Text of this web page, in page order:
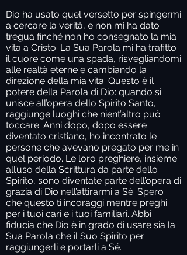
Dio ha usato quel versetto per spingermi
a cercare la verità, e non mi ha dato
tregua finché non ho consegnato la mia
vita a Cristo. La Sua Parola mi ha trafitto
il cuore come una spada, risvegliandomi
alle realtà eterne e cambiando la
direzione della mia vita. Questo è il
potere della Parola di Dio: quando si
unisce all’opera dello Spirito Santo,
raggiunge luoghi che nient’altro può
toccare. Anni dopo, dopo essere
diventato cristiano, ho incontrato le
persone che avevano pregato per me in
quel periodo. Le loro preghiere, insieme
all’uso della Scrittura da parte dello
Spirito, sono diventate parte dell’opera di
grazia di Dio nell’attirarmi a Sé. Spero
che questo ti incoraggi mentre preghi
per i tuoi cari e i tuoi familiari. Abbi
fiducia che Dio è in grado di usare sia la
Sua Parola che il Suo Spirito per
raggiungerli e portarli a Sé.